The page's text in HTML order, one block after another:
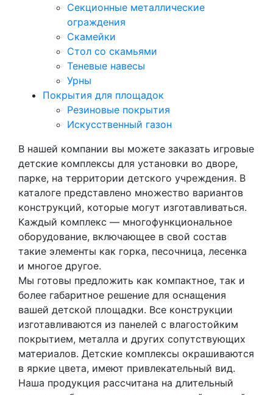
Секционные металлические
ограждения
Скамейки
Стол со скамьями
Теневые навесы
Урны
Покрытия для площадок
Резиновые покрытия
Искусственный газон
В нашей компании вы можете заказать игровые
детские комплексы для установки во дворе,
парке, на территории детского учреждения. В
каталоге представлено множество вариантов
конструкций, которые могут изготавливаться.
Каждый комплекс — многофункциональное
оборудование, включающее в свой состав
такие элементы как горка, песочница, лесенка
и многое другое.
Мы готовы предложить как компактное, так и
более габаритное решение для оснащения
вашей детской площадки. Все конструкции
изготавливаются из панелей с влагостойким
покрытием, металла и других сопутствующих
материалов. Детские комплексы окрашиваются
в яркие цвета, имеют привлекательный вид.
Наша продукция рассчитана на длительный